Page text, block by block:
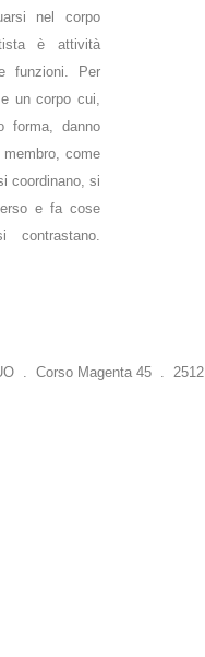
nel corpo
è attività
funzioni. Per
un corpo cui,
forma, danno
come
coordinano, si
e fa cose
. Corso Magenta 45 .